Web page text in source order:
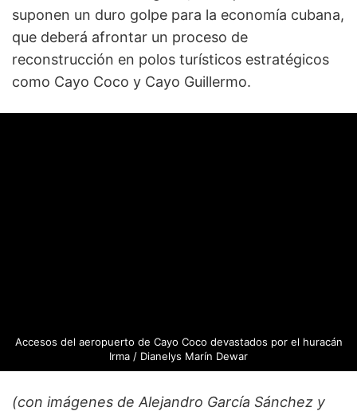
suponen un duro golpe para la economía cubana,
que deberá afrontar un proceso de
reconstrucción en polos turísticos estratégicos
como Cayo Coco y Cayo Guillermo.
Accesos del aeropuerto de Cayo Coco devastados por el huracán
Irma / Dianelys Marín Dewar
(con imágenes de Alejandro García Sánchez y